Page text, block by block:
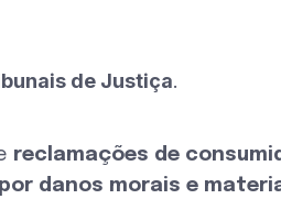
de Justiça.
reclamações de
danos morais e